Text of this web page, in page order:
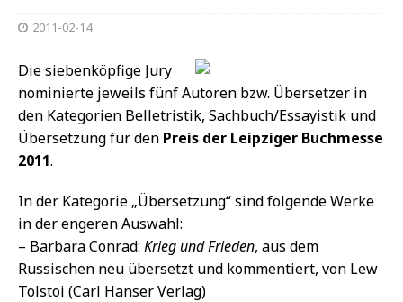
2011-02-14
Die siebenköpfige Jury
nominierte jeweils fünf Autoren bzw. Übersetzer in
den Kategorien Belletristik, Sachbuch/Essayistik und
Übersetzung für den Preis der Leipziger Buchmesse
2011.
In der Kategorie „Übersetzung“ sind folgende Werke
in der engeren Auswahl:
– Barbara Conrad: Krieg und Frieden, aus dem
Russischen neu übersetzt und kommentiert, von Lew
Tolstoi (Carl Hanser Verlag)